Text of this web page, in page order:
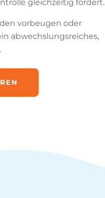
gleichzeitig fördert.
vorbeugen oder
abwechslungsreiches,